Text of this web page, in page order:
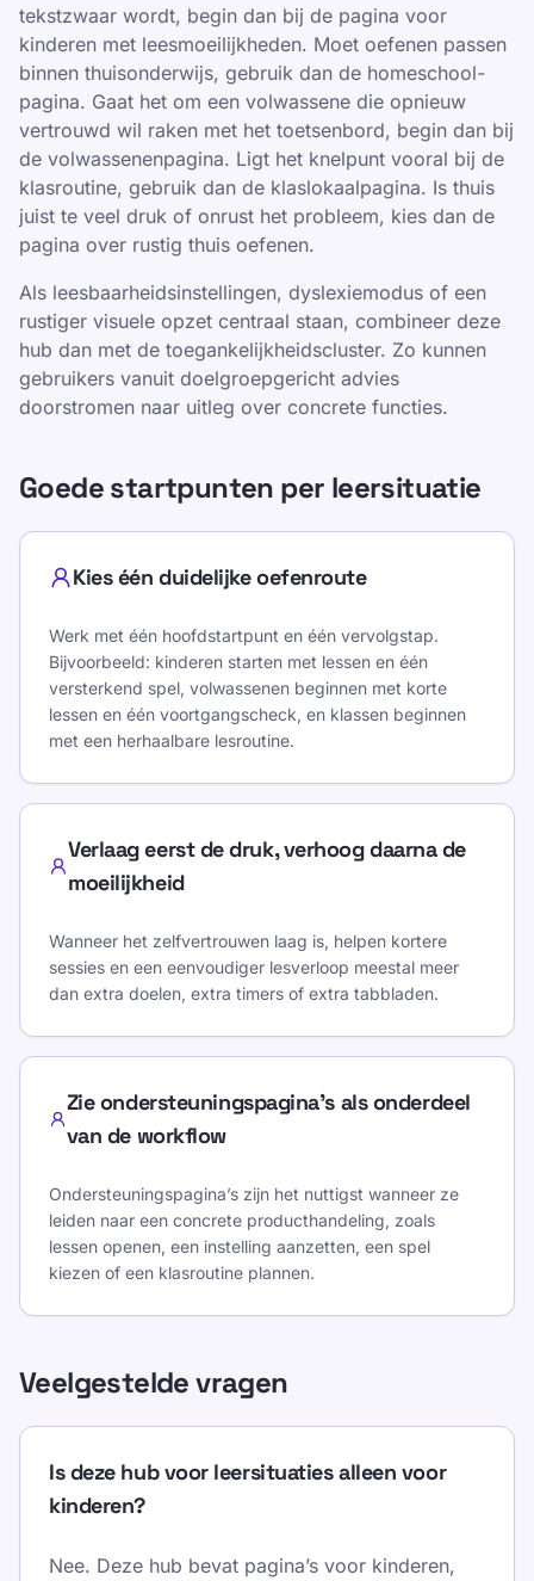
tekstzwaar wordt, begin dan bij de pagina voor
kinderen met leesmoeilijkheden. Moet oefenen passen
binnen thuisonderwijs, gebruik dan de homeschool-
pagina. Gaat het om een volwassene die opnieuw
vertrouwd wil raken met het toetsenbord, begin dan bij
de volwassenenpagina. Ligt het knelpunt vooral bij de
klasroutine, gebruik dan de klaslokaalpagina. Is thuis
juist te veel druk of onrust het probleem, kies dan de
pagina over rustig thuis oefenen.
Als leesbaarheidsinstellingen, dyslexiemodus of een
rustiger visuele opzet centraal staan, combineer deze
hub dan met de toegankelijkheidscluster. Zo kunnen
gebruikers vanuit doelgroepgericht advies
doorstromen naar uitleg over concrete functies.
Goede startpunten per leersituatie
Kies één duidelijke oefenroute
Werk met één hoofdstartpunt en één vervolgstap.
Bijvoorbeeld: kinderen starten met lessen en één
versterkend spel, volwassenen beginnen met korte
lessen en één voortgangscheck, en klassen beginnen
met een herhaalbare lesroutine.
Verlaag eerst de druk, verhoog daarna de
moeilijkheid
Wanneer het zelfvertrouwen laag is, helpen kortere
sessies en een eenvoudiger lesverloop meestal meer
dan extra doelen, extra timers of extra tabbladen.
Zie ondersteuningspagina’s als onderdeel
van de workflow
Ondersteuningspagina’s zijn het nuttigst wanneer ze
leiden naar een concrete producthandeling, zoals
lessen openen, een instelling aanzetten, een spel
kiezen of een klasroutine plannen.
Veelgestelde vragen
Is deze hub voor leersituaties alleen voor
kinderen?
Nee. Deze hub bevat pagina’s voor kinderen,